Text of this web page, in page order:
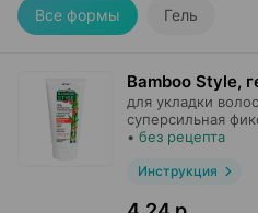
Все формы Гель
Bamboo Style,
для укладки
суперсильная
• без рецепта
Инструкция